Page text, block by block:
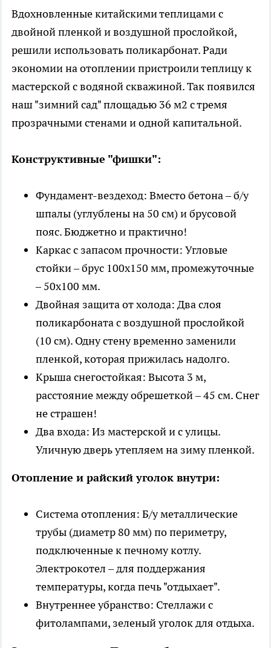
Вдохновленные китайскими теплицами с
двойной пленкой и воздушной прослойкой,
решили использовать поликарбонат. Ради
экономии на отоплении пристроили теплицу к
мастерской с водяной скважиной. Так появился
наш "зимний сад" площадью 36 м2 с тремя
прозрачными стенами и одной капитальной.
Конструктивные "фишки":
Фундамент-вездеход: Вместо бетона – б/у
шпалы (углублены на 50 см) и брусовой
пояс. Бюджетно и практично!
Каркас с запасом прочности: Угловые
стойки – брус 100х150 мм, промежуточные
– 50х100 мм.
Двойная защита от холода: Два слоя
поликарбоната с воздушной прослойкой
(10 см). Одну стену временно заменили
пленкой, которая прижилась надолго.
Крыша снегостойкая: Высота 3 м,
расстояние между обрешеткой – 45 см. Снег
не страшен!
Два входа: Из мастерской и с улицы.
Уличную дверь утепляем на зиму пленкой.
Отопление и райский уголок внутри:
Система отопления: Б/у металлические
трубы (диаметр 80 мм) по периметру,
подключенные к печному котлу.
Электрокотел – для поддержания
температуры, когда печь "отдыхает".
Внутреннее убранство: Стеллажи с
фитолампами, зеленый уголок для отдыха.